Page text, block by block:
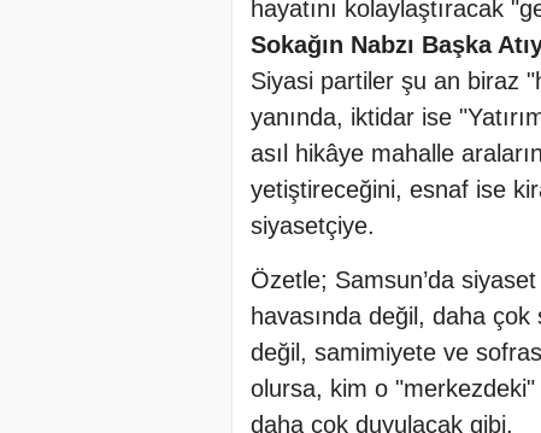
hayatını kolaylaştıracak
Sokağın Nabzı Başka
Siyasi partiler şu an biraz
yanında, iktidar ise
asıl hikâye mahalle
yetiştireceğini, esnaf ise
siyasetçiye.
Özetle; Samsun’da
havasında değil, daha
değil, samimiyete ve
olursa, kim o
daha çok duyulacak gibi.